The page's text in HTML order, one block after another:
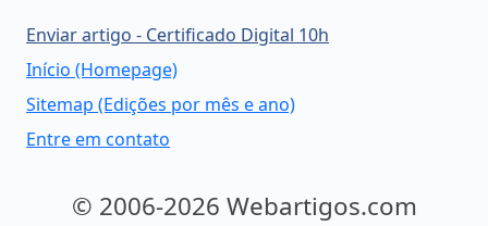
Enviar artigo - Certificado Digital 10h
Início (Homepage)
Sitemap (Edições por mês e ano)
Entre em contato
© 2006-2026 Webartigos.com